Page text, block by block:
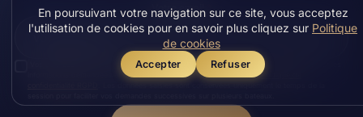
En poursuivant votre navigation sur ce site, vous acceptez
l'utilisation de cookies pour en savoir plus cliquez sur Politique
de cookies
Accepter Refuser
Votre email *
Vos données ne seront pas commercialisées
, elles serviront seulement à vous envoyer les
informations demandées et chaque semaine les bateaux en promo.Politique de